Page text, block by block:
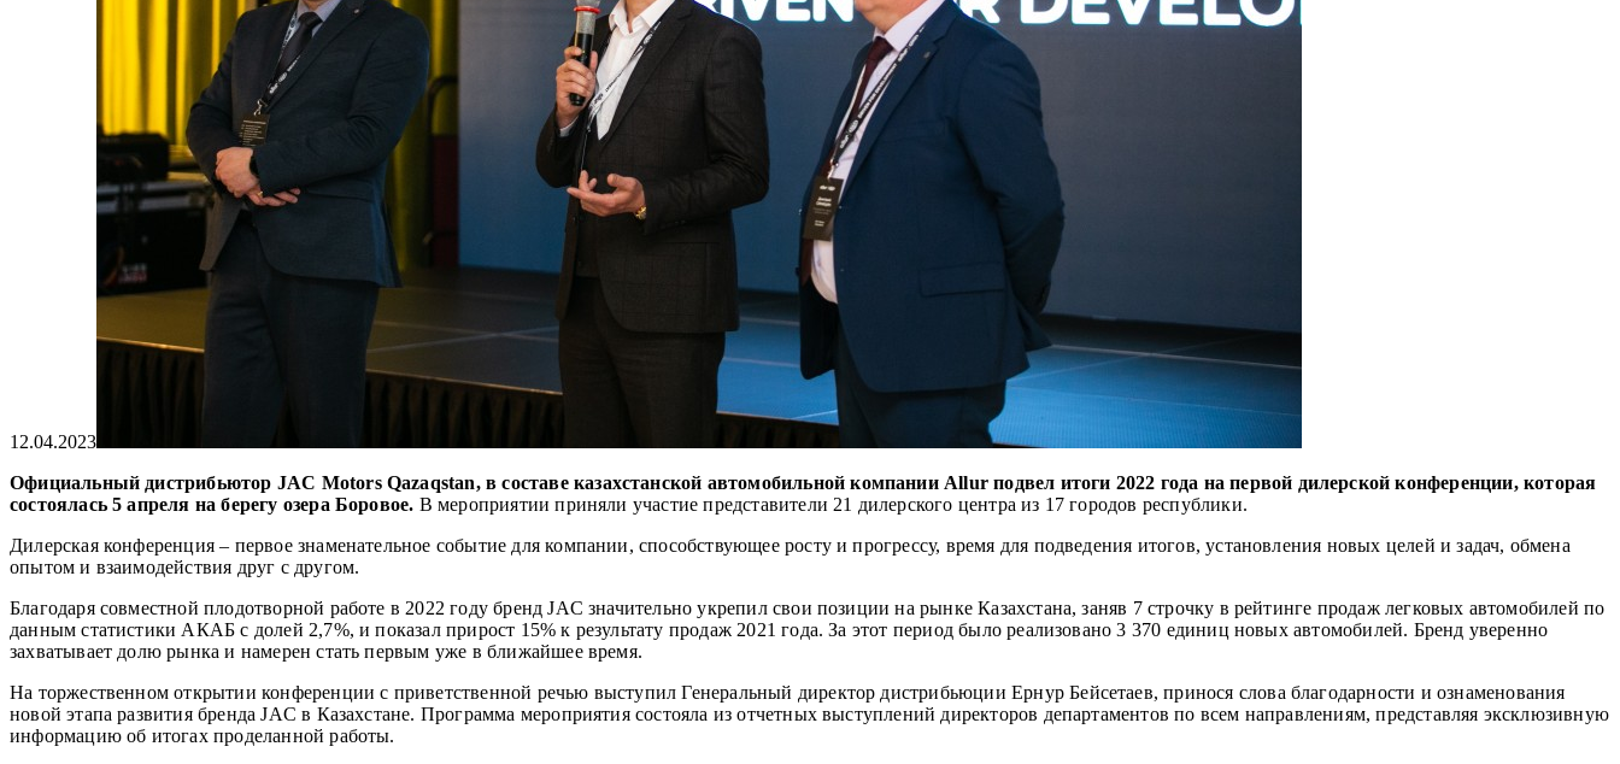
12.04.2023
Официальный дистрибьютор JAC Motors Qazaqstan, в составе казахстанской автомобильной компании Allur подвел итоги 2022 года на первой дилерской конференции, которая
состоялась 5 апреля на берегу озера Боровое. В мероприятии приняли участие представители 21 дилерского центра из 17 городов республики.
Дилерская конференция – первое знаменательное событие для компании, способствующее росту и прогрессу, время для подведения итогов, установления новых целей и задач, обмена
опытом и взаимодействия друг с другом.
Благодаря совместной плодотворной работе в 2022 году бренд JAC значительно укрепил свои позиции на рынке Казахстана, заняв 7 строчку в рейтинге продаж легковых автомобилей по
данным статистики АКАБ с долей 2,7%, и показал прирост 15% к результату продаж 2021 года. За этот период было реализовано 3 370 единиц новых автомобилей. Бренд уверенно
захватывает долю рынка и намерен стать первым уже в ближайшее время.
На торжественном открытии конференции с приветственной речью выступил Генеральный директор дистрибьюции Ернур Бейсетаев, принося слова благодарности и ознаменования
новой этапа развития бренда JAC в Казахстане. Программа мероприятия состояла из отчетных выступлений директоров департаментов по всем направлениям, представляя эксклюзивную
информацию об итогах проделанной работы.